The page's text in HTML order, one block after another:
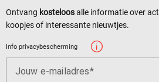
Ontvang kosteloosalle informatie over
koopjes of interessante nieuwtjes.
Info privacybescherming
Jouw e-mailadres